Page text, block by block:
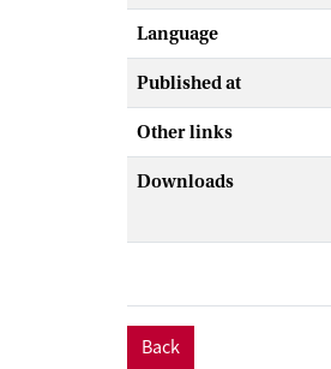
Language
Published at
Other links
Downloads
Back